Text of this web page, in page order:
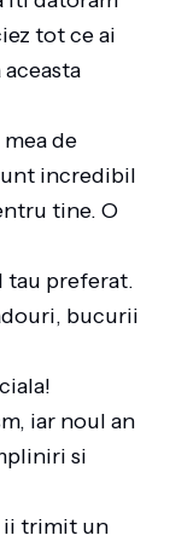
tot ce ai
de
incredibil
tine. O
tau preferat.
bucurii
iar noul an
si
ii trimit un